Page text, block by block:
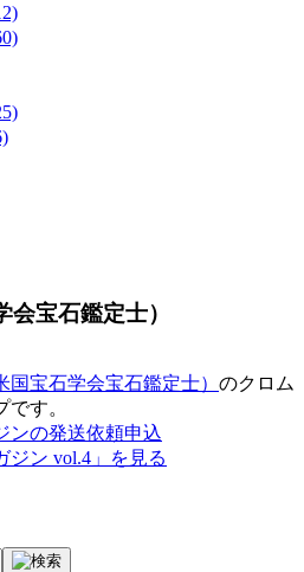
宝石鑑定士）
国宝石学会宝石鑑定士） のクロム
す。
ジン vol.4」を見る